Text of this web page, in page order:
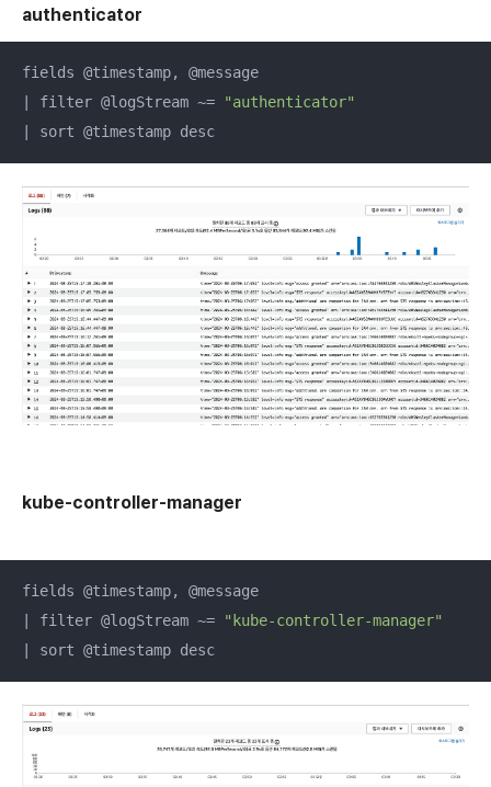
authenticator
fields @timestamp, @message
| filter @logStream ~=
"authenticator"
| sort @timestamp desc
kube-controller-manager
fields @timestamp, @message
| filter @logStream ~=
"kube-controller-manager"
| sort @timestamp desc